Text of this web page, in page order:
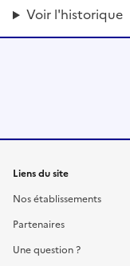
Voir l'historique
Liens du site
Nos établissements
Partenaires
Une question ?